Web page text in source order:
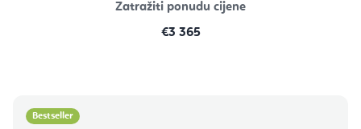
Zatražiti ponudu cijene
€3 365
Bestseller